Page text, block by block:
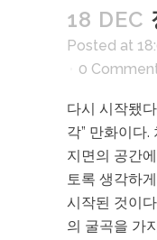
18 DEC
Posted at
0
다시 시작됐
각” 만화이다
지면의 공간
토록 생각하
시작된 것이
의 굴곡을 가